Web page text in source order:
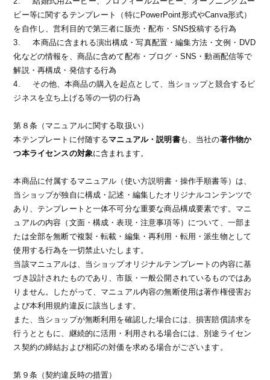
ビー等に関するテンプレート（特にPowerPoint形式やCanva形式）
を自作し、営利目的で第三者に販売・配布・SNS投稿する行為
3.
本商品に含まれる演出構成・写真配置・編集方法・文例・DVD
化などの情報を、商品に含めて配布・ブログ・SNS・動画配信等で
解説・再構成・発信する行為
4.
その他、本商品の購入を起点として、当ショップと競合するビ
ジネスを立ち上げる等の一切の行為
第８条（マニュアルに関する取扱い）
本テンプレートに付随するマニュアル・説明書も、当社の著作物か
つ本ライセンスの対象に含まれます。
本商品に付属するマニュアル（使い方説明書・操作手順書等）は、
当ショップが独自に構成・記述・編集したオリジナルコンテンツで
あり、テンプレートと一体不可分な重要な商品構成要素です。マニ
ュアルの内容（文面・構成・表現・注意事項等）について、一部ま
たは全部を無断で複製・転載・編集・再利用・転用・派生物として
使用する行為を一切禁止いたします。
当該マニュアルは、当ショップオリジナルテンプレートの内容に基
づき設計されたものであり、市販・一般公開されているものではあ
りません。したがって、マニュアル内容の無断使用は著作権侵害お
よび本利用規約違反に該当します。
また、当ショップが無断利用を確認した場合には、損害賠償請求を
行うとともに、継続的に活用・利用される場合には、別途ライセン
ス契約の締結および相応の対価を求める場合がございます。
第９条（契約違反時の措置）